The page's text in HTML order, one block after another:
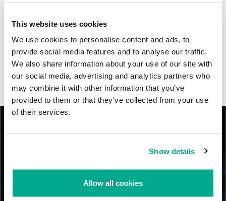
This website uses cookies
We use cookies to personalise content and ads, to
provide social media features and to analyse our traffic.
We also share information about your use of our site with
our social media, advertising and analytics partners who
may combine it with other information that you’ve
provided to them or that they’ve collected from your use
of their services.
Show details
Allow all cookies
APT asiáticos modernos
MosaicRegressor: acechando en las sombras de UEFI
RevengeHotels: cibercrimen dirigido a recepciones de hotel
en todo el mundo